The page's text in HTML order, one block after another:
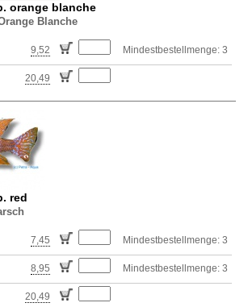
orange blanche
Blanche
9,52 Mindestbestellmenge: 3
20,49
red
7,45 Mindestbestellmenge: 3
8,95 Mindestbestellmenge: 3
20,49